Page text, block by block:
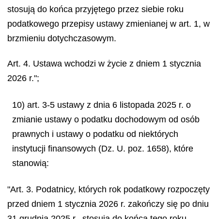
stosują do końca przyjętego przez siebie roku
podatkowego przepisy ustawy zmienianej w art. 1, w
brzmieniu dotychczasowym.
Art. 4. Ustawa wchodzi w życie z dniem 1 stycznia
2026 r.";
10) art. 3-5 ustawy z dnia 6 listopada 2025 r. o
zmianie ustawy o podatku dochodowym od osób
prawnych i ustawy o podatku od niektórych
instytucji finansowych (Dz. U. poz. 1658), które
stanowią:
"Art. 3. Podatnicy, których rok podatkowy rozpoczęty
przed dniem 1 stycznia 2026 r. zakończy się po dniu